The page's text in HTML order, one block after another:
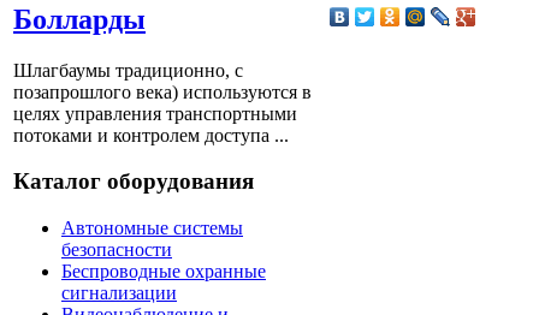
Болларды
Шлагбаумы традиционно, с
позапрошлого века) используются в
целях управления транспортными
потоками и контролем доступа ...
Каталог оборудования
Автономные системы
безопасности
Беспроводные охранные
сигнализации